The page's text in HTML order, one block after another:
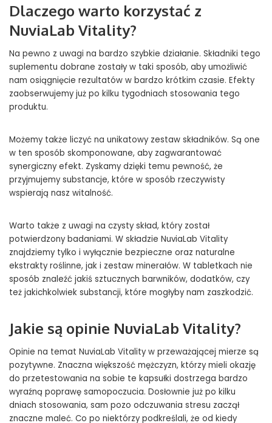
Dlaczego warto korzystać z
NuviaLab Vitality?
Na pewno z uwagi na bardzo szybkie działanie. Składniki tego
suplementu dobrane zostały w taki sposób, aby umożliwić
nam osiągnięcie rezultatów w bardzo krótkim czasie. Efekty
zaobserwujemy już po kilku tygodniach stosowania tego
produktu.
Możemy także liczyć na unikatowy zestaw składników. Są one
w ten sposób skomponowane, aby zagwarantować
synergiczny efekt. Zyskamy dzięki temu pewność, że
przyjmujemy substancje, które w sposób rzeczywisty
wspierają nasz witalność.
Warto także z uwagi na czysty skład, który został
potwierdzony badaniami. W składzie NuviaLab Vitality
znajdziemy tylko i wyłącznie bezpieczne oraz naturalne
ekstrakty roślinne, jak i zestaw minerałów. W tabletkach nie
sposób znaleźć jakiś sztucznych barwników, dodatków, czy
też jakichkolwiek substancji, które mogłyby nam zaszkodzić.
Jakie są opinie NuviaLab Vitality?
Opinie na temat NuviaLab Vitality w przeważającej mierze są
pozytywne. Znaczna większość mężczyzn, którzy mieli okazję
do przetestowania na sobie te kapsułki dostrzega bardzo
wyraźną poprawę samopoczucia. Dosłownie już po kilku
dniach stosowania, sam pozo odczuwania stresu zaczął
znaczne maleć. Co po niektórzy podkreślali, że od kiedy